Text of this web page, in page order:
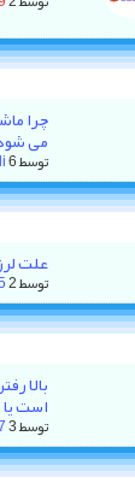
چرا
می
توسط6 روز پیش
علت
توسط2 هفته پیش
است
توسط3 هفته پیش